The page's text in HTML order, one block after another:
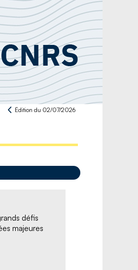
Édition du 02/07/2026
défis
majeures